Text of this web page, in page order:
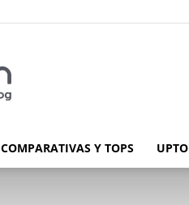
COMPARATIVAS Y TOPS